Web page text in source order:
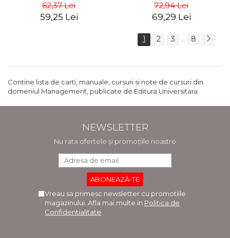
Sinek
62,37 Lei
59,25 Lei
72,94 Lei
69,29 Lei
1 2 3 ... 8
Contine lista de carti, manuale, cursuri si note de cursuri din
domeniul Management, publicate de Editura Universitara.
NEWSLETTER
Nu rata ofertele și promoțiile noastre
Vreau sa primesc newsletter cu promotiile
magazinului. Afla mai multe in Politica de
Confidentialitate